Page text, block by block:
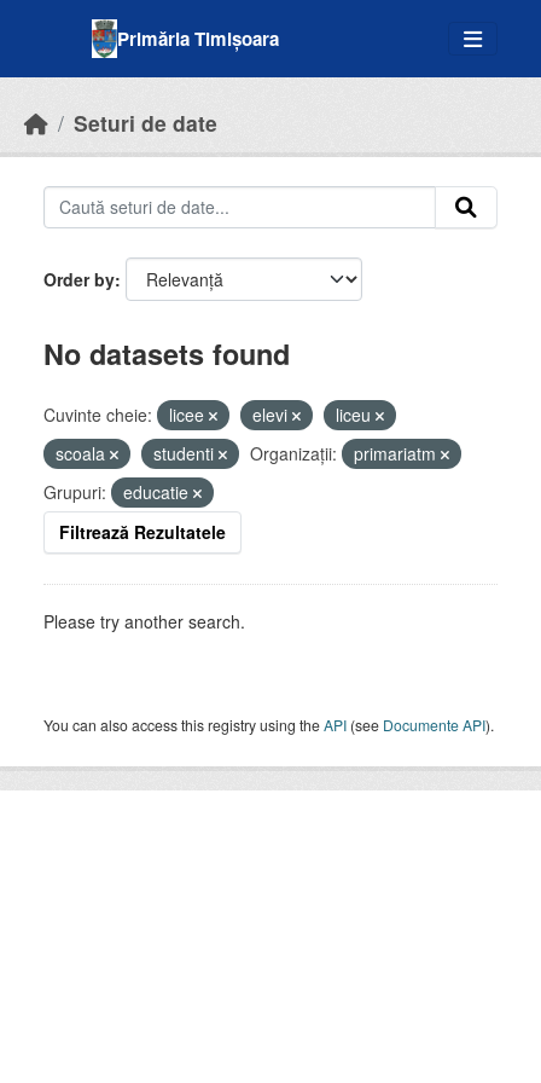
Primăria Timișoara
Seturi de date
Order by
No datasets found
Cuvinte cheie: licee elevi
liceu
scoala
studenti Organizații:
primariatm
Grupuri:
educatie
Filtrează Rezultatele
Please try another search.
You can also access this registry using theAPI (see Documente API).